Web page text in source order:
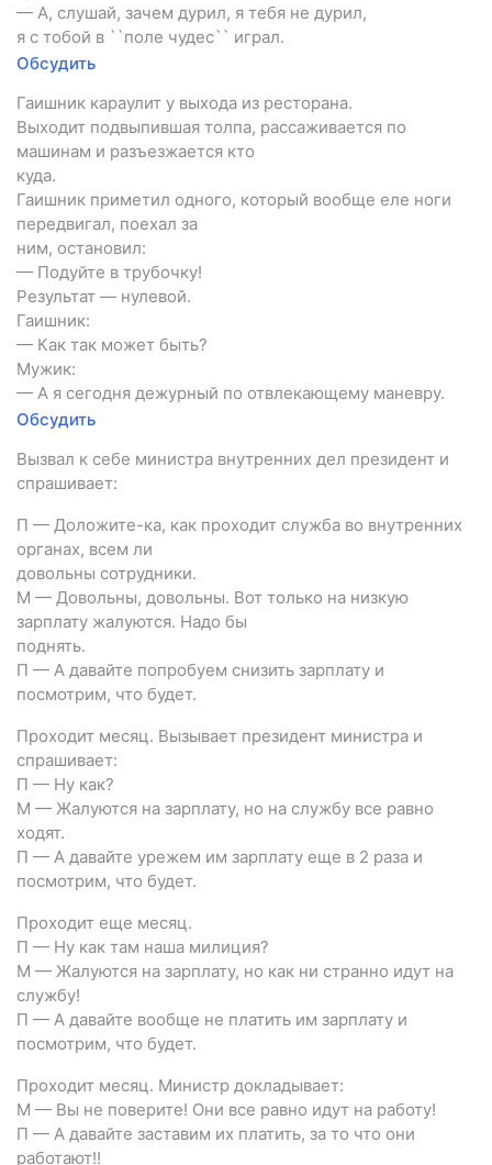
— А, слушай, зачем дурил, я тебя не дурил,
я с тобой в ``поле чудес`` играл.
Обсудить
Гаишник караулит у выхода из ресторана.
Выходит подвыпившая толпа, рассаживается по
машинам и разъезжается кто
куда.
Гаишник приметил одного, который вообще еле ноги
передвигал, поехал за
ним, остановил:
— Подуйте в трубочку!
Результат — нулевой.
Гаишник:
— Как так может быть?
Мужик:
— А я сегодня дежурный по отвлекающему маневру.
Обсудить
Вызвал к себе министра внутренних дел президент и
спрашивает:
П — Доложите-ка, как проходит служба во внутренних
органах, всем ли
довольны сотрудники.
М — Довольны, довольны. Вот только на низкую
зарплату жалуются. Надо бы
поднять.
П — А давайте попробуем снизить зарплату и
посмотрим, что будет.
Проходит месяц. Вызывает президент министра и
спрашивает:
П — Ну как?
М — Жалуются на зарплату, но на службу все равно
ходят.
П — А давайте урежем им зарплату еще в 2 раза и
посмотрим, что будет.
Проходит еще месяц.
П — Ну как там наша милиция?
М — Жалуются на зарплату, но как ни странно идут на
службу!
П — А давайте вообще не платить им зарплату и
посмотрим, что будет.
Проходит месяц. Министр докладывает:
М — Вы не поверите! Они все равно идут на работу!
П — А давайте заставим их платить, за то что они
работают!!